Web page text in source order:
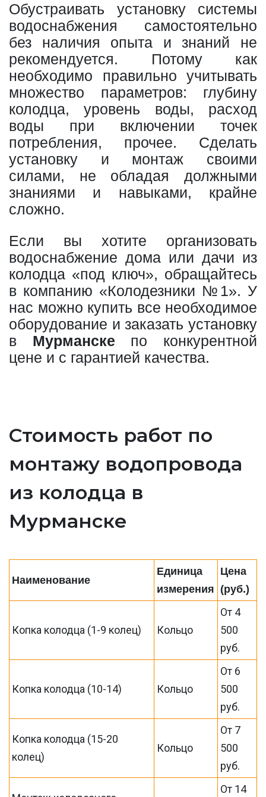
Обустраивать установку системы
водоснабжения самостоятельно
без наличия опыта и знаний не
рекомендуется. Потому как
необходимо правильно учитывать
множество параметров: глубину
колодца, уровень воды, расход
воды при включении точек
потребления, прочее. Сделать
установку и монтаж своими
силами, не обладая должными
знаниями и навыками, крайне
сложно.
Если вы хотите организовать
водоснабжение дома или дачи из
колодца «под ключ», обращайтесь
в компанию «Колодезники №1». У
нас можно купить все необходимое
оборудование и заказать установку
в Мурманске по конкурентной
цене и с гарантией качества.
Стоимость работ по
монтажу водопровода
из колодца в
Мурманске
Наименование
Единица
измерения
Цена
(руб.)
Копка колодца (1-9 колец) Кольцо
От 4
500
руб.
Копка колодца (10-14) Кольцо
От 6
500
руб.
Копка колодца (15-20
колец)
Кольцо
От 7
500
руб.
От 14